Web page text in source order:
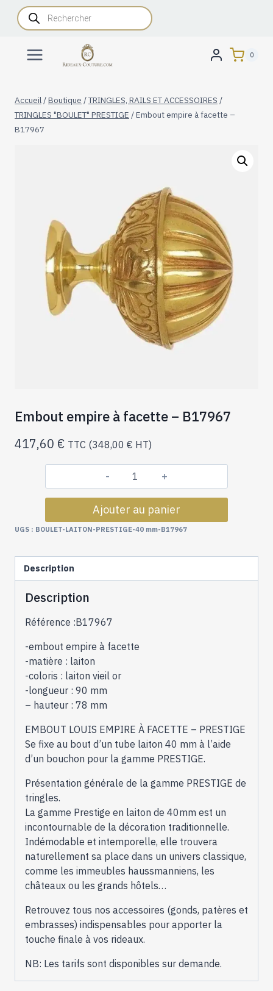
AllerRecherche
de
produits
0
Accueil /Boutique /TRINGLES, RAILS ET ACCESSOIRES /
TRINGLES "BOULET" PRESTIGE /Embout empire à facette –
B17967
Embout empire à facette – B17967
417,60 € TTC (348,00 € HT)
quantité
de
Embout
empire
facette
Ajouter au panier
UGS : BOULET-LAITON-PRESTIGE-40 mm-B17967
Description
Description
Référence :B17967
-embout empire à facette
-matière : laiton
-coloris : laiton vieil or
-longueur : 90 mm
– hauteur : 78 mm
EMBOUT LOUIS EMPIRE À FACETTE – PRESTIGE
Se fixe au bout d’un tube laiton 40 mm à l’aide
d’un bouchon pour la gamme PRESTIGE.
Présentation générale de la gamme PRESTIGE de
tringles.
La gamme Prestige en laiton de 40mm est un
incontournable de la décoration traditionnelle.
Indémodable et intemporelle, elle trouvera
naturellement sa place dans un univers classique,
comme les immeubles haussmanniens, les
châteaux ou les grands hôtels…
Retrouvez tous nos accessoires (gonds, patères et
embrasses) indispensables pour apporter la
touche finale à vos rideaux.
NB: Les tarifs sont disponibles sur demande.